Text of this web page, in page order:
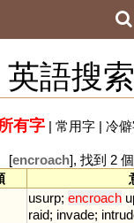
英語搜索
所有字| 常用字| 冷
[encroach], 找到 2 個
usurp; encroach
raid; invade;